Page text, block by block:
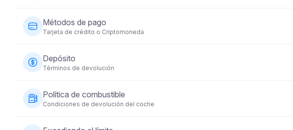
El conductor debe tener al menos 23 años y poseer una licencia de
documento de identidad (pasaporte o ID nacional). Algunos vehículos
tenido su licencia durante un mínimo de 2 años.
Métodos de pago
Tarjeta de crédito o Criptomoneda
Los pagos por alquiler de vehículos se pueden realizar con tarjeta de
completo en el momento de la reserva para asegurar su reservación.
Depósito
Términos de devolución
Se requerirá un depósito de seguridad reembolsable antes de entregar el
según la categoría del vehículo y se devolverá dentro de 5-10 días hábiles
devuelva en condiciones aceptables.
Política de combustible
Condiciones de devolución del coche
El vehículo debe devolverse con el mismo nivel de combustible con el que